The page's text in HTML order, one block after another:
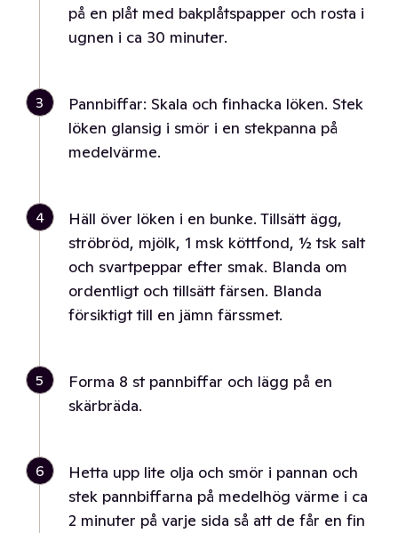
på en plåt med bakplåtspapper och rosta i
ugnen i ca 30 minuter.
3
Pannbiffar: Skala och finhacka löken. Stek
löken glansig i smör i en stekpanna på
medelvärme.
4
Häll över löken i en bunke. Tillsätt ägg,
ströbröd, mjölk, 1 msk köttfond, ½ tsk salt
och svartpeppar efter smak. Blanda om
ordentligt och tillsätt färsen. Blanda
försiktigt till en jämn färssmet.
5
Forma 8 st pannbiffar och lägg på en
skärbräda.
6
Hetta upp lite olja och smör i pannan och
stek pannbiffarna på medelhög värme i ca
2 minuter på varje sida så att de får en fin